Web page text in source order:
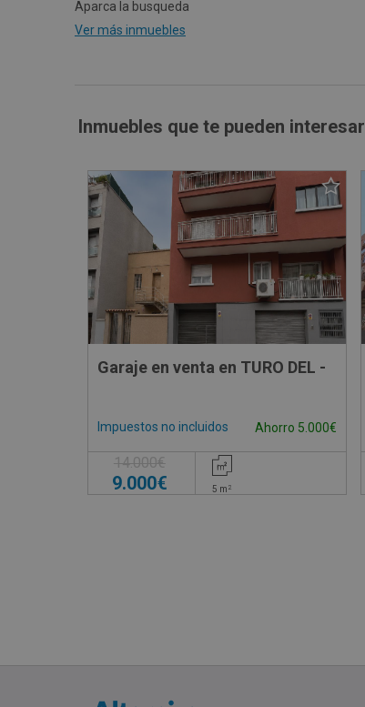
Aparca la busqueda
Ver más inmuebles
Inmuebles que te pueden interesar
Garaje en venta en TURO DEL -
Impuestos no incluidos Ahorro 5.000€
14.000€
9.000€ 5 m 2